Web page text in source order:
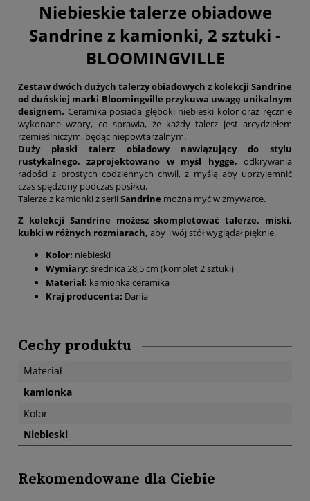
Niebieskie talerze obiadowe
Sandrine z kamionki, 2 sztuki -
BLOOMINGVILLE
Zestaw dwóch dużych talerzy obiadowych z kolekcji Sandrine
od duńskiej marki Bloomingville przykuwa uwagę unikalnym
designem. Ceramika posiada głęboki niebieski kolor oraz ręcznie
wykonane wzory, co sprawia, że każdy talerz jest arcydziełem
rzemieślniczym, będąc niepowtarzalnym.
Duży płaski talerz obiadowy nawiązujący do stylu
rustykalnego, zaprojektowano w myśl hygge, odkrywania
radości z prostych codziennych chwil, z myślą aby uprzyjemnić
czas spędzony podczas posiłku.
Talerze z kamionki z serii Sandrine można myć w zmywarce.
Z kolekcji Sandrine możesz skompletować talerze, miski,
kubki w różnych rozmiarach, aby Twój stół wyglądał pięknie.
Kolor: niebieski
Wymiary: średnica 28,5 cm (komplet 2 sztuki)
Materiał: kamionka ceramika
Kraj producenta: Dania
Cechy produktu
Materiał
kamionka
Kolor
Niebieski
Rekomendowane dla Ciebie